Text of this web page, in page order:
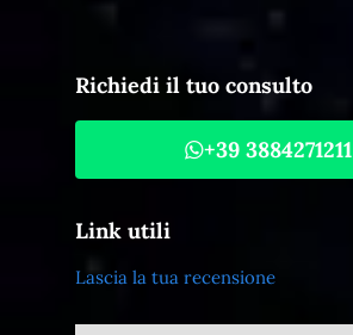
Richiedi il tuo consulto
+39 3884271211
Link utili
Lascia la tua recensione